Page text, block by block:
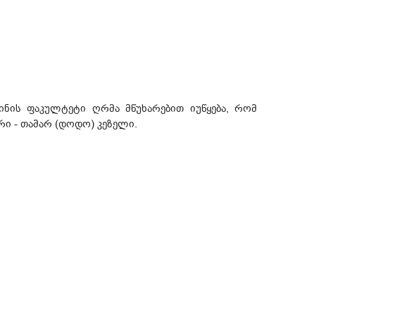
ფაკულტეტი ღრმა მწუხარებით იუწყება, რომ
- თამარ (დოდო) კეზელი.